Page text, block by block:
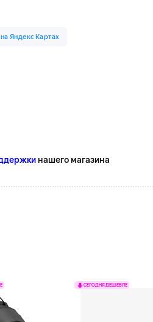
нашего магазина
СЕГОДНЯ ДЕШЕВЛЕ